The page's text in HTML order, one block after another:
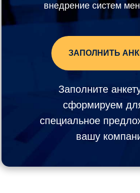
внедрение систем
ЗАПОЛНИТЬ
Заполните
сформируем
специальное
вашу